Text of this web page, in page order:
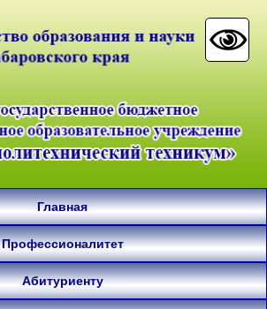
Главная
Профессионалитет
Абитуриенту